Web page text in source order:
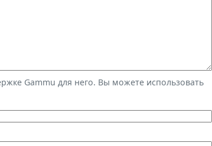
Gammu для него. Вы можете использовать